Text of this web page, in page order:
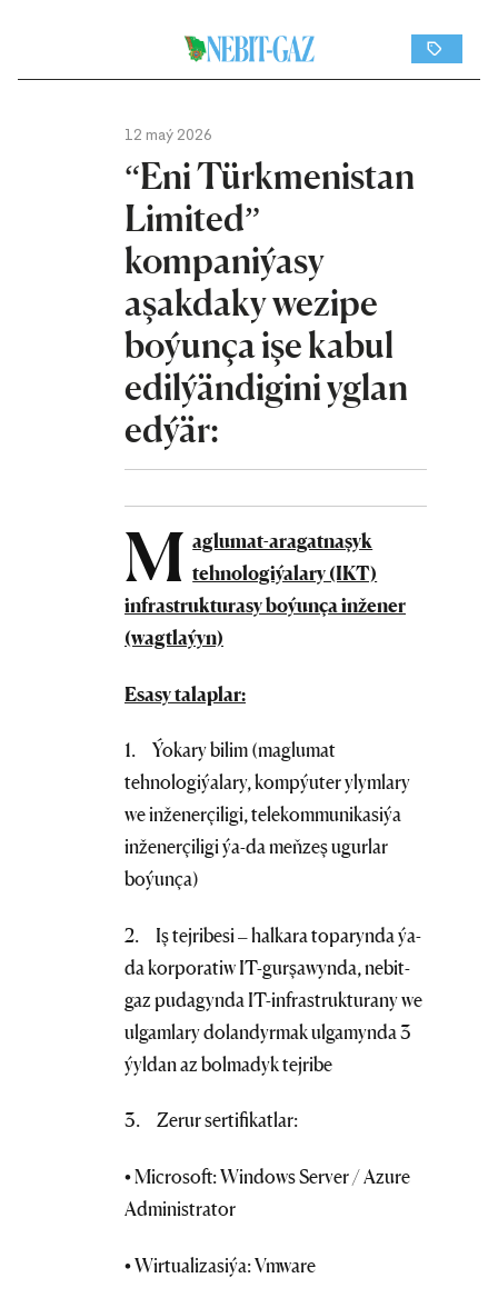
12 maý 2026
“Eni Türkmenistan
Limited”
kompaniýasy
aşakdaky wezipe
boýunça işe kabul
edilýändigini yglan
edýär:
M aglumat-aragatnaşyk
tehnologiýalary (IKT)
infrastrukturasy boýunça inžener
(wagtlaýyn)
Esasy talaplar:
1. Ýokary bilim (maglumat
tehnologiýalary, kompýuter ylymlary
we inženerçiligi, telekommunikasiýa
inženerçiligi ýa-da meňzeş ugurlar
boýunça)
2. Iş tejribesi – halkara toparynda ýa-
da korporatiw IT-gurşawynda, nebit-
gaz pudagynda IT-infrastrukturany we
ulgamlary dolandyrmak ulgamynda 3
ýyldan az bolmadyk tejribe
3. Zerur sertifikatlar:
• Microsoft: Windows Server / Azure
Administrator
• Wirtualizasiýa: Vmware